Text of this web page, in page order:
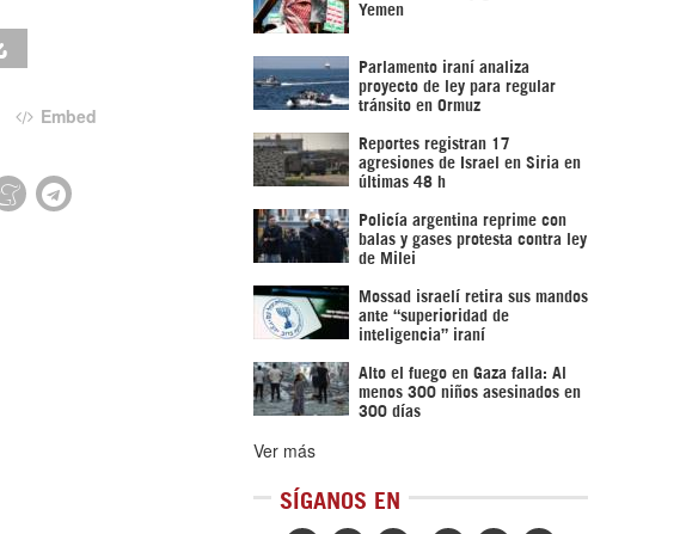
Embed
Yemen
Parlamento iraní analiza
proyecto de ley para regular
tránsito en Ormuz
Reportes registran 17
agresiones de Israel en Siria en
últimas 48 h
Policía argentina reprime con
balas y gases protesta contra ley
de Milei
Mossad israelí retira sus mandos
ante “superioridad de
inteligencia” iraní
Alto el fuego en Gaza falla: Al
menos 300 niños asesinados en
300 días
Ver más
SÍGANOS EN